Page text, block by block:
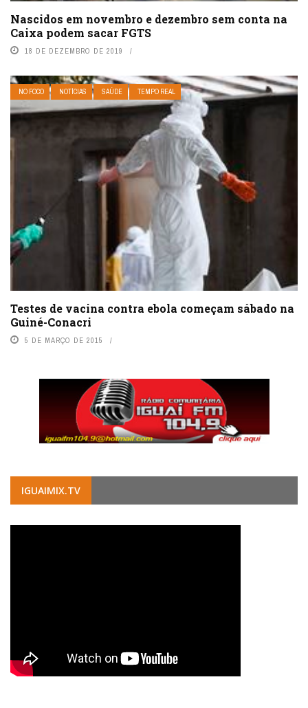
Nascidos em novembro e dezembro sem conta na
Caixa podem sacar FGTS
18 DE DEZEMBRO DE 2019
NO FOCO NOTÍCIAS SAÚDE TEMPO REAL
Testes de vacina contra ebola começam sábado na
Guiné-Conacri
5 DE MARÇO DE 2015
IGUAIMIX.TV